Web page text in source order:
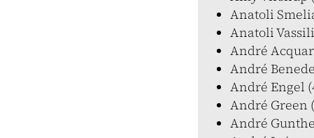
Anatoli
Anatoli
André
André
André Engel
André Green
André